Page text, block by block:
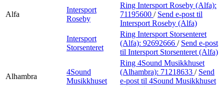
Alfa
Intersport
Roseby
Ring Intersport Roseby (Alfa):
71195600 / Send e-post til
Intersport Roseby (Alfa)
Intersport
Storsenteret
Ring Intersport Storsenteret
(Alfa): 92692666 / Send e-post
til Intersport Storsenteret (Alfa)
Alhambra
4Sound
Musikkhuset
Ring 4Sound Musikkhuset
(Alhambra): 71218633 / Send
e-post til 4Sound Musikkhuset